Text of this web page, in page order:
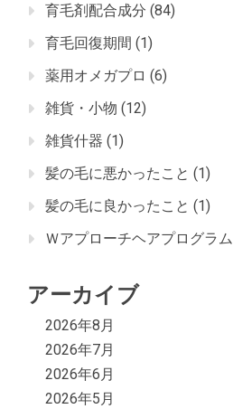
育毛剤配合成分 (84)
育毛回復期間 (1)
薬用オメガプロ (6)
雑貨・小物 (12)
雑貨什器 (1)
髪の毛に悪かったこと (1)
髪の毛に良かったこと (1)
Ｗアプローチヘアプログラム
アーカイブ
2026年8月
2026年7月
2026年6月
2026年5月